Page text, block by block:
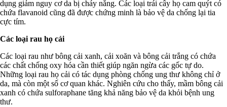
dụng giảm nguy cơ da bị cháy nắng. Các loại trái cây họ cam quýt có
chứa flavanoid cũng đã được chứng minh là bảo vệ da chống lại tia
cực tím.
Các loại rau họ cải
Các loại rau như bông cải xanh, cải xoăn và bông cải trắng có chứa
các chất chống oxy hóa cần thiết giúp ngăn ngừa các gốc tự do.
Những loại rau họ cải có tác dụng phòng chống ung thư không chỉ ở
da, mà còn một số cơ quan khác. Nghiên cứu cho thấy, mầm bông cải
xanh có chứa sulforaphane tăng khả năng bảo vệ da khỏi bệnh ung
thư.